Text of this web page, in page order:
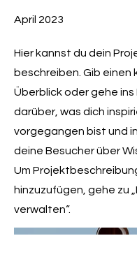
April 2023
Hier kannst du dein
beschreiben. Gib einen
Überblick oder gehe ins
darüber, was dich
vorgegangen bist und
deine Besucher über
Um
hinzuzufügen, gehe zu
verwalten“.